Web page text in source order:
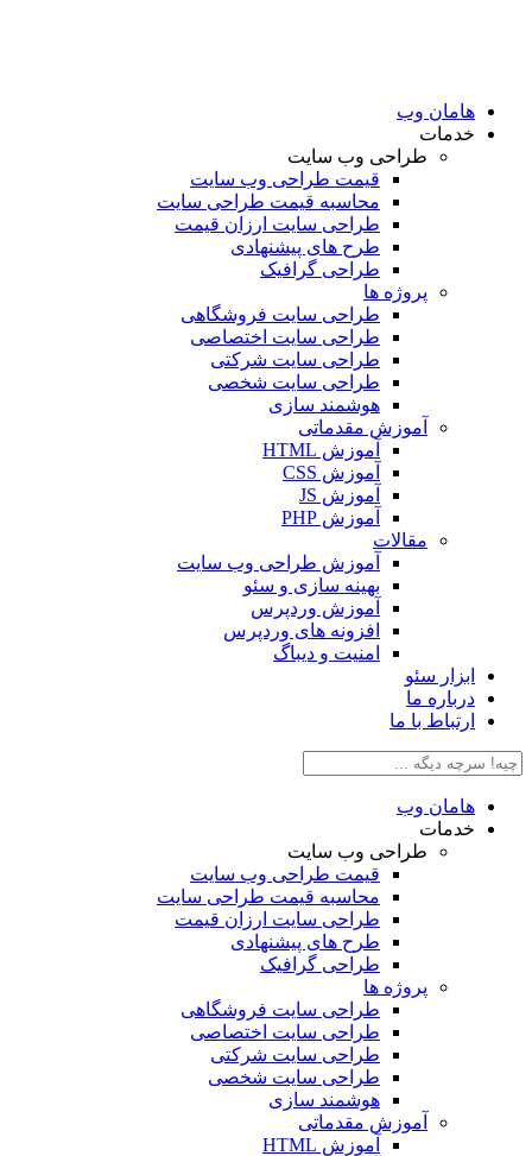
وب
طراحی وب سایت
قیمت طراحی وب سایت
محاسبه قیمت طراحی سایت
طراحی سایت ارزان قیمت
طرح های پیشنهادی
طراحی گرافیک
پروژه ها
طراحی سایت فروشگاهی
طراحی سایت اختصاصی
طراحی سایت شرکتی
طراحی سایت شخصی
هوشمند سازی
آموزش مقدماتی
آموزش HTML
آموزش CSS
آموزش JS
آموزش PHP
مقالات
آموزش طراحی وب سایت
بهینه سازی و سئو
آموزش وردپرس
افزونه های وردپرس
امنیت و دیباگ
سئو
ما
با ما
وب
طراحی وب سایت
قیمت طراحی وب سایت
محاسبه قیمت طراحی سایت
طراحی سایت ارزان قیمت
طرح های پیشنهادی
طراحی گرافیک
پروژه ها
طراحی سایت فروشگاهی
طراحی سایت اختصاصی
طراحی سایت شرکتی
طراحی سایت شخصی
هوشمند سازی
آموزش مقدماتی
آموزش HTML